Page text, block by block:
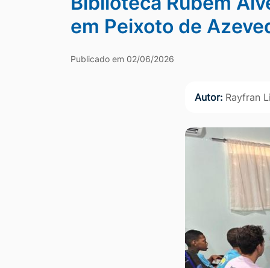
Ir
para
em Peixoto de
Publicado em 02/06/2026
Autor: Rayfran